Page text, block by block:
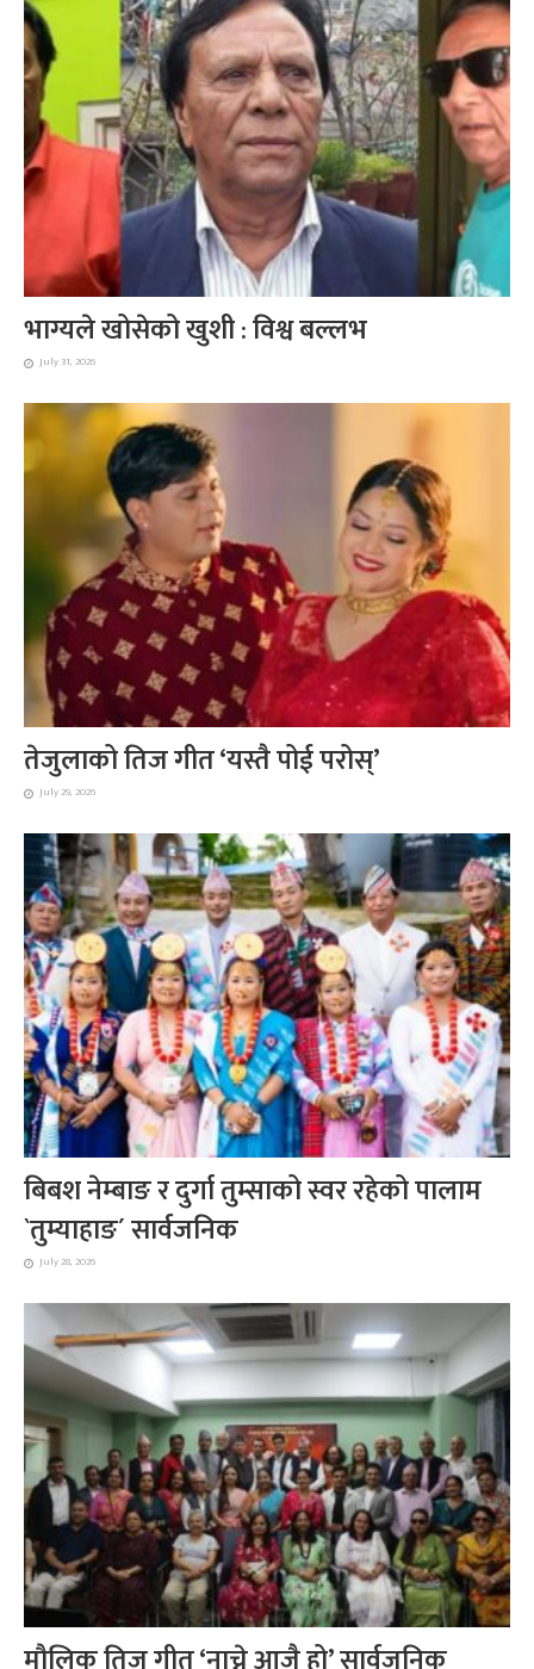
भाग्यले खोसेको खुशी : विश्व बल्लभ
July 31, 2026
तेजुलाको तिज गीत ‘यस्तै पोई परोस्’
July 29, 2026
बिबश नेम्बाङ र दुर्गा तुम्साको स्वर रहेको पालाम
`तुम्याहाङ´ सार्वजनिक
July 28, 2026